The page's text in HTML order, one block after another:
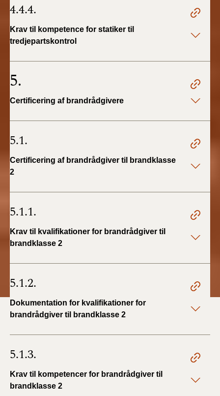
4.4.4.
Krav til kompetence for statiker til
tredjepartskontrol
5.
Certificering af brandrådgivere
5.1.
Certificering af brandrådgiver til brandklasse
2
5.1.1.
Krav til kvalifikationer for brandrådgiver til
brandklasse 2
5.1.2.
Dokumentation for kvalifikationer for
brandrådgiver til brandklasse 2
5.1.3.
Krav til kompetencer for brandrådgiver til
brandklasse 2